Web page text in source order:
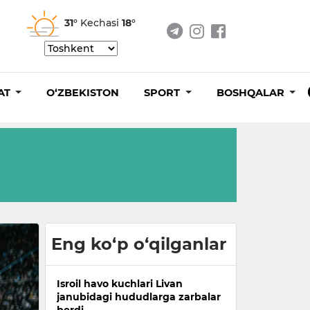
31° Kechasi 18°
O‘ZBEKISTON SPORT BOSHQALAR
Eng ko‘p o‘qilganlar
Isroil havo kuchlari Livan
janubidagi hududlarga zarbalar